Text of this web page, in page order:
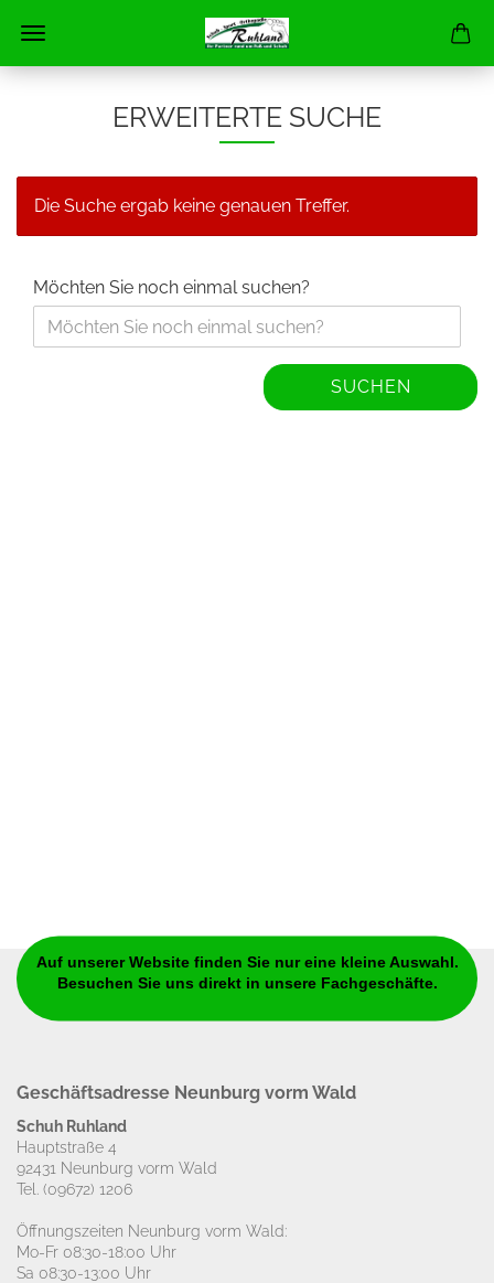
ERWEITERTE SUCHE
Die Suche ergab keine genauen Treffer.
Möchten Sie noch einmal suchen?
SUCHEN
Auf unserer Website finden Sie nur eine kleine Auswahl.
Besuchen Sie uns direkt in unsere Fachgeschäfte.
Geschäftsadresse Neunburg vorm Wald
Schuh Ruhland
Hauptstraße 4
92431 Neunburg vorm Wald
Tel. (09672) 1206
Öffnungszeiten Neunburg vorm Wald:
Mo-Fr 08:30-18:00 Uhr
Sa 08:30-13:00 Uhr